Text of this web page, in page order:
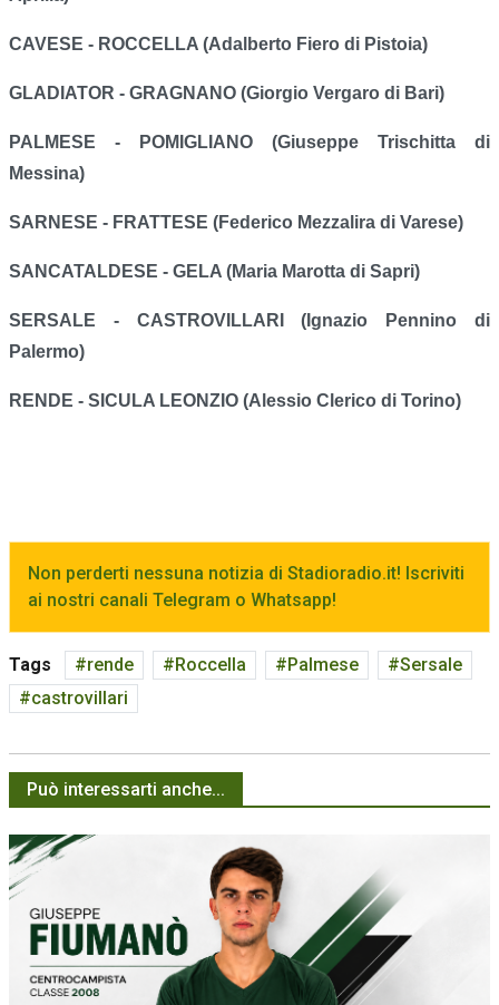
CAVESE - ROCCELLA (Adalberto Fiero di Pistoia)
GLADIATOR - GRAGNANO (Giorgio Vergaro di Bari)
PALMESE - POMIGLIANO (Giuseppe Trischitta di
Messina)
SARNESE - FRATTESE (Federico Mezzalira di Varese)
SANCATALDESE - GELA (Maria Marotta di Sapri)
SERSALE - CASTROVILLARI (Ignazio Pennino di
Palermo)
RENDE - SICULA LEONZIO (Alessio Clerico di Torino)
Non perderti nessuna notizia di Stadioradio.it! Iscriviti
ai nostri canali Telegram o Whatsapp!
Tags rende Roccella Palmese
Sersale
castrovillari
Può interessarti anche...